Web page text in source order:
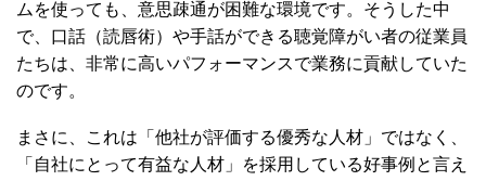
ムを使っても、意思疎通が困難な環境です。そうした中
で、口話（読唇術）や手話ができる聴覚障がい者の従業員
たちは、非常に高いパフォーマンスで業務に貢献していた
のです。
まさに、これは「他社が評価する優秀な人材」ではなく、
「自社にとって有益な人材」を採用している好事例と言え